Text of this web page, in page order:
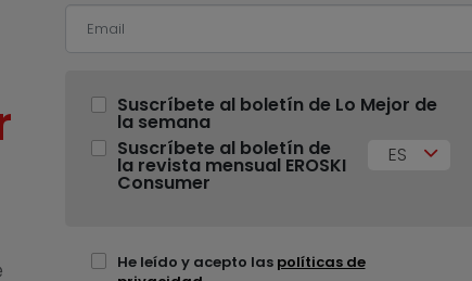
Suscríbete al boletín de Lo Mejor de
la semana
Suscríbete al boletín de
la revista mensual EROSKI
Consumer
ES
He leído y acepto las políticas de